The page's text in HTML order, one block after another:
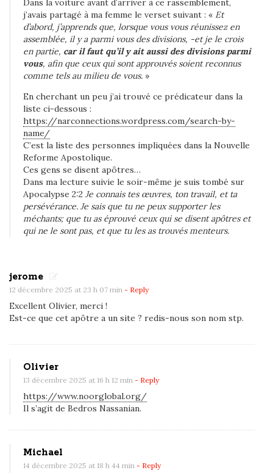
i
r
a
v
e
P
a
l
q
u
e
C
h
i
p
r
ê
Dans la voiture avant d’arriver à ce rassemblement,
j’avais partagé à ma femme le verset suivant : « Et
d’abord, j’apprends que, lorsque vous vous réunissez en
assemblée, il y a parmi vous des divisions, -et je le crois
en partie, car il faut qu’il y ait aussi des divisions parmi
vous, afin que ceux qui sont approuvés soient reconnus
comme tels au milieu de vous. »
En cherchant un peu j’ai trouvé ce prédicateur dans la
liste ci-dessous :
https://narconnections.wordpress.com/search-by-
name/
C’est la liste des personnes impliquées dans la Nouvelle
Reforme Apostolique.
Ces gens se disent apôtres…
Dans ma lecture suivie le soir-même je suis tombé sur
Apocalypse 2:2 Je connais tes œuvres, ton travail, et ta
persévérance. Je sais que tu ne peux supporter les
méchants; que tu as éprouvé ceux qui se disent apôtres et
qui ne le sont pas, et que tu les as trouvés menteurs.
jerome
12 décembre 2025 at 23 h 07 min - Reply
Excellent Olivier, merci !
Est-ce que cet apôtre a un site ? redis-nous son nom stp.
Olivier
13 décembre 2025 at 16 h 12 min - Reply
https://www.noorglobal.org/
Il s’agit de Bedros Nassanian.
Michael
14 décembre 2025 at 18 h 44 min - Reply